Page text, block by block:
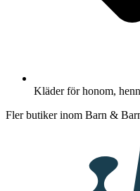
Kläder för honom,
Fler butiker inom Barn &